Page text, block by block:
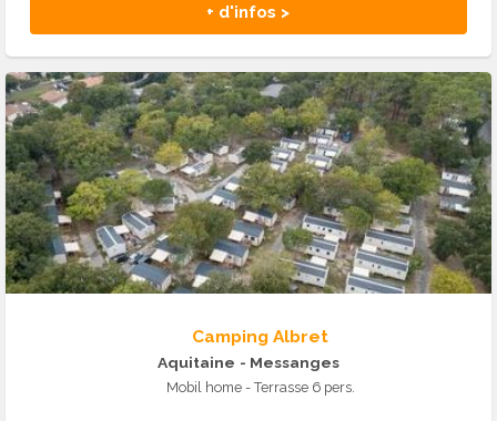
+ d'infos >
Camping Albret
Aquitaine - Messanges
Mobil home - Terrasse 6 pers.